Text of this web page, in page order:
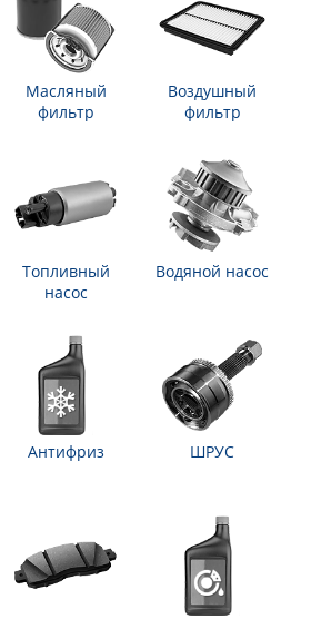
Масляный
фильтр
Воздушный
фильтр
Топливный
насос
Водяной насос
Антифриз ШРУС